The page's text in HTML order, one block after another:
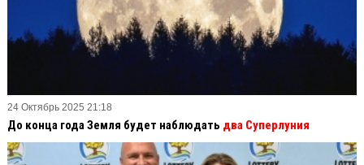
24 Октябрь 2025 21:18
До конца года Земля будет наблюдать два Суперлуния